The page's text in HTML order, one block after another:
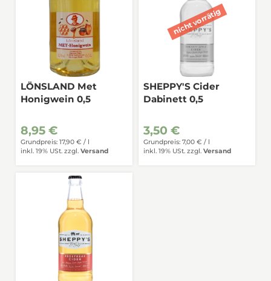
LÖNSLAND Met
Honigwein 0,5
8,95 €
Grundpreis: 17,90 € /
inkl. 19% USt. zzgl. Versand
SHEPPY'S Cider
Dabinett 0,5
3,50 €
Grundpreis: 7,00 € /
inkl. 19% USt. zzgl. Versand